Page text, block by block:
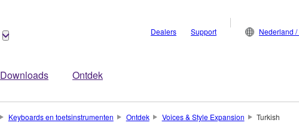
Downloads Ontdek
Dealers Support Nederland
Keyboards en toetsinstrumenten Ontdek Voices & Style Expansion Turkish